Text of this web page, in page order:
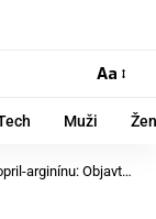
Aa
Muži
liek môže zmeniť váš život a podporiť vaše zdravie!